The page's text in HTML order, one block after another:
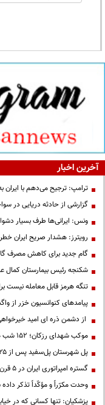
آخرین اخبار
ترامپ: ترجیح می‌دهم با ایران
گزارشی از حادثه دریایی در
ونس: ایرانی‌ها طرف بسیار
رویترز: هشدار صریح ایران
گام جدید برای کاهش مصرف
شکنجه رئیس بیمارستان کمال
تنگه هرمز قابل معامله نیست
پیامدهای کنوانسیون خزر از
از دشمن ذره ای امید
موکب شهدای رزکان؛ ۱۵۲ شب همدلی، خدمت و میزبانی از مردم ولایت‌مدار شهریار
پل شهرستان پل‌سفید پس از ۲۵ سال به مرحله بهره‌برداری رسید
گستره امپراتوری ایران در ۵ قرن پیش از میلاد؛ تصویری از ایران ۲۵ قرن پیش
وحدت مکرّراً و مؤکّداً تذکر
پزشکیان: تنها کسانی که در